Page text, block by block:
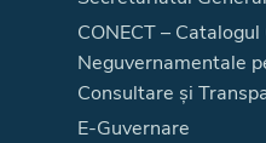
CONECT –
Neguvernamentale
Consultare și
E-Guvernare